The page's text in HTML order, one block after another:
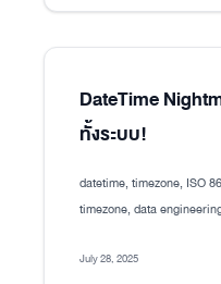
DateTime
ทั้งระบบ!
datetime, timezone, ISO
timezone, data
July 28, 2025